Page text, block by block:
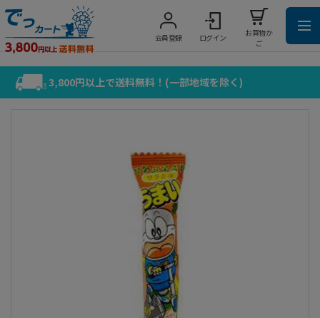
会員登録 ログイン
お買物か
ご
3,800円以上で送料無料！(一部地域を除く)